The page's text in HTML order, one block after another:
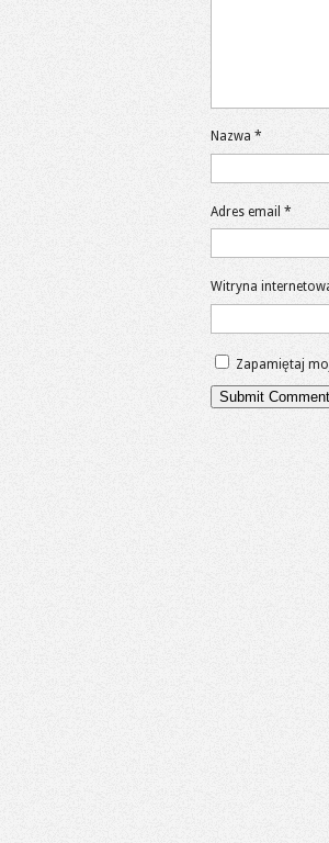
Nazwa *
Adres email *
Witryna
Zapamiętaj